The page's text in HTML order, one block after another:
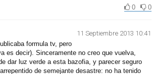
0
0
11 Septiembre 2013 10:41
formula tv, pero
es decir). Sinceramente no creo que vuelva,
dar luz verde a esta bazofia, y parecer seguro
de semejante desastre: no ha tenido